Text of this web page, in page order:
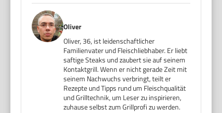
Oliver
Oliver, 36, ist leidenschaftlicher
Familienvater und Fleischliebhaber. Er liebt
saftige Steaks und zaubert sie auf seinem
Kontaktgrill. Wenn er nicht gerade Zeit mit
seinem Nachwuchs verbringt, teilt er
Rezepte und Tipps rund um Fleischqualität
und Grilltechnik, um Leser zu inspirieren,
zuhause selbst zum Grillprofi zu werden.